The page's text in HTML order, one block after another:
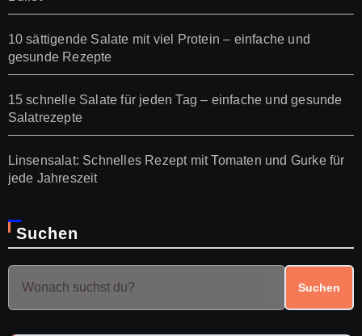
10 sättigende Salate mit viel Protein – einfache und
gesunde Rezepte
15 schnelle Salate für jeden Tag – einfache und gesunde
Salatrezepte
Linsensalat: Schnelles Rezept mit Tomaten und Gurke für
jede Jahreszeit
Suchen
Suchen